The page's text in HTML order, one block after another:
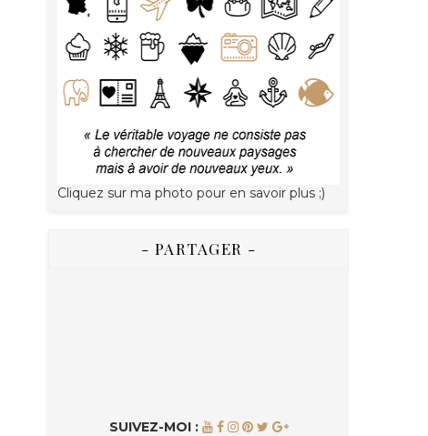
Cliquez sur ma photo pour en savoir plus ;)
- PARTAGER -
SUIVEZ-MOI :